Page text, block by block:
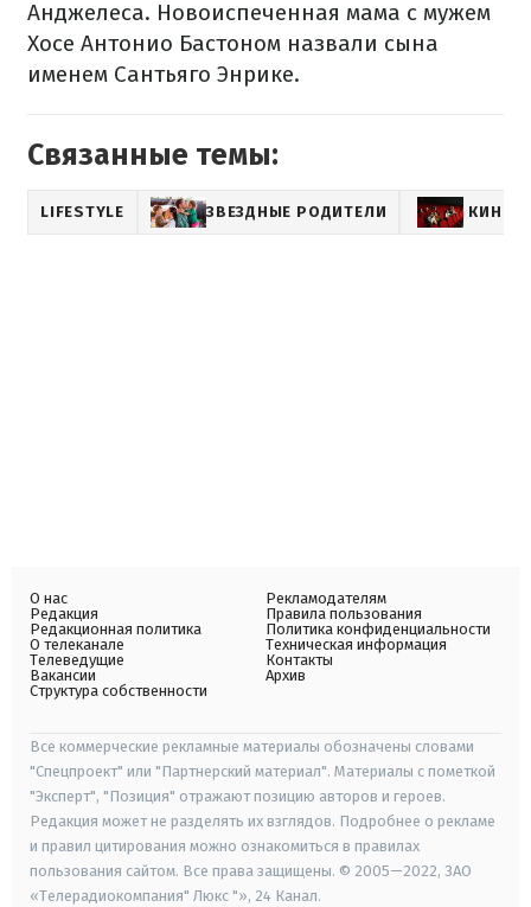
Анджелеса. Новоиспеченная мама с мужем
Хосе Антонио Бастоном назвали сына
именем Сантьяго Энрике.
Связанные темы:
LIFESTYLE ЗВЕЗДНЫЕ РОДИТЕЛИ КИНО
О нас
Редакция
Редакционная политика
О телеканале
Телеведущие
Вакансии
Структура собственности
Рекламодателям
Правила пользования
Политика конфиденциальности
Техническая информация
Контакты
Архив
Все коммерческие рекламные материалы обозначены словами
"Спецпроект" или "Партнерский материал". Материалы с пометкой
"Эксперт", "Позиция" отражают позицию авторов и героев.
Редакция может не разделять их взглядов. Подробнее о рекламе
и правил цитирования можно ознакомиться в правилах
пользования сайтом. Все права защищены. © 2005—2022, ЗАО
«Телерадиокомпания" Люкс "», 24 Канал.